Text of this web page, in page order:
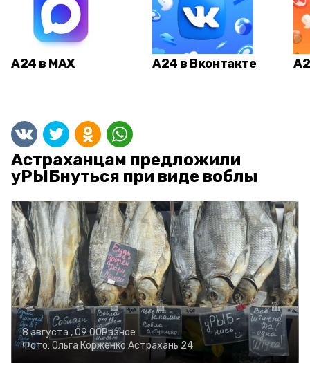
А24 в MAX А24 в Вконтакте
Астраханцам предложили
уРЫБнуться при виде воблы
8 августа , 09:00Разное
Фото: Ольга Корженко Астрахань 24